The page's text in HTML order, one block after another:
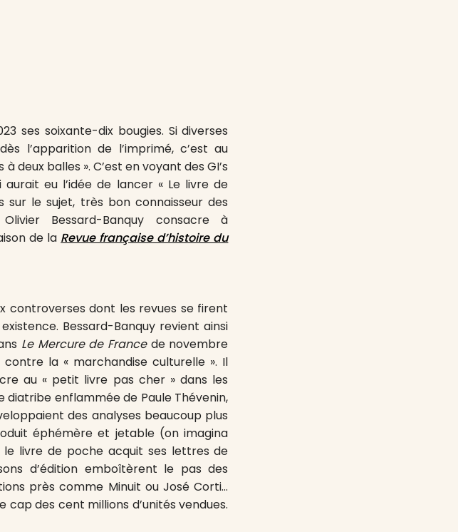
ses soixante-dix bougies. Si diverses
l’apparition de l’imprimé, c’est au
deux balles ». C’est en voyant des GI’s
aurait eu l’idée de lancer « Le livre de
sur le sujet, très bon connaisseur des
Bessard-Banquy consacre à
de la Revue française d’histoire du
controverses dont les revues se firent
Bessard-Banquy revient ainsi
Le Mercure de France de novembre
la « marchandise culturelle ». Il
au « petit livre pas cher » dans les
diatribe enflammée de Paule Thévenin,
des analyses beaucoup plus
éphémère et jetable (on imagina
livre de poche acquit ses lettres de
d’édition emboîtèrent le pas des
près comme Minuit ou José Corti…
des cent millions d’unités vendues.